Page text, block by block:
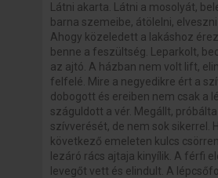
Látni akarta. Látni a mosolyát,
barna szemeibe, átölelni, elveszni
Ahogy közeledett a lakáshoz
benne a feszültség. Leparkolt,
az ajtó. A házban nem volt lift,
felfelé. Mire a negyedikre ért a
dobogott és ereiben nem csak a
száguldott a vér. Megállt,
szívverését, de nem sok sikerrel.
következő emeleten kulcs
lezáró rács ajtaja kinyílik. A férfi
levegőt vett és elindult. A